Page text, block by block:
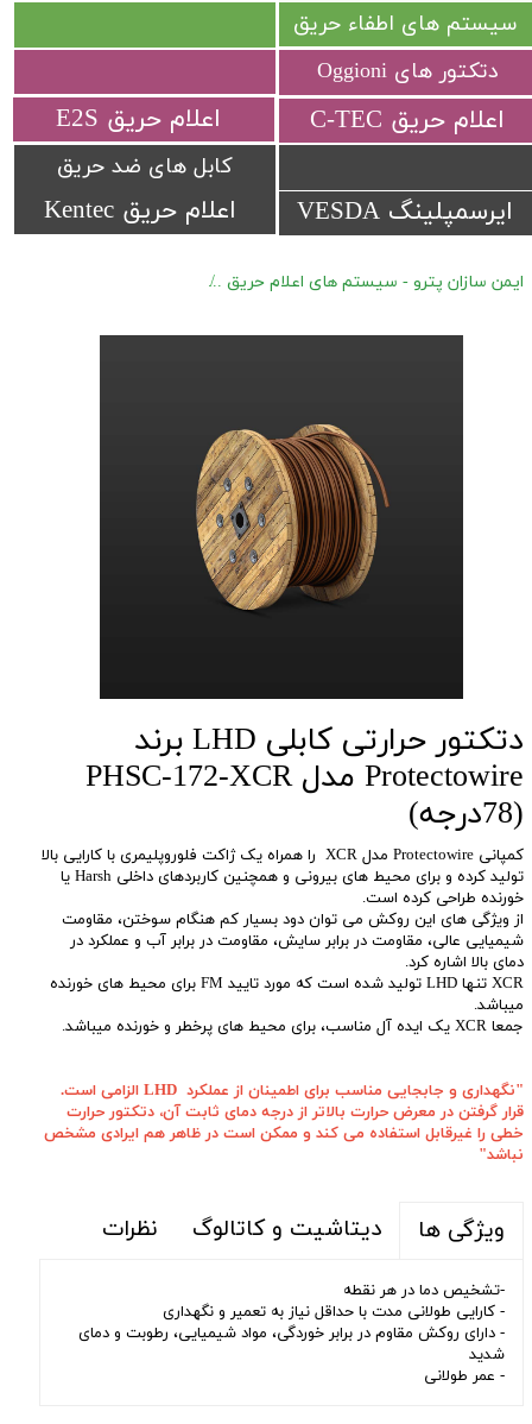
اعلام حریق Kentec
​اعلام حریق C-TEC​​​​​​​ ​اعلام حریق E2S
ایرسمپلینگ VESDA
سیستم های اطفاء حریق
کابل های ضد حریق
دتکتور های Oggioni
ایمن سازان پترو - سیستم های اعلام حریق
دتکتور حرارتی کابلی LHD برند
Protectowire مدل PHSC-172-XCR
(78درجه)
کمپانی Protectowire مدل XCR را همراه یک ژاکت فلوروپلیمری با کارایی بالا
تولید کرده و برای محیط های بیرونی و همچنین کاربردهای داخلی Harsh یا
خورنده طراحی کرده است.
از ویژگی های این روکش می توان دود بسیار کم هنگام سوختن، مقاومت
شیمیایی عالی، مقاومت در برابر سایش، مقاومت در برابر آب و عملکرد در
دمای بالا اشاره کرد.
XCR تنها LHD تولید شده است که مورد تایید FM برای محیط های خورنده
میباشد.
جمعا XCR یک ایده آل مناسب، برای محیط های پرخطر و خورنده میباشد.
"نگهداری و جابجایی مناسب برای اطمینان از عملکرد LHD الزامی است.
قرار گرفتن در معرض حرارت بالاتر از درجه دمای ثابت آن، دتکتور حرارت
خطی را غیرقابل استفاده می کند و ممکن است در ظاهر هم ایرادی مشخص
نباشد"
ویژگی ها دیتاشیت و کاتالوگ نظرات
-تشخیص دما در هر نقطه
- کارایی طولانی مدت با حداقل نیاز به تعمیر و نگهداری
- دارای روکش مقاوم در برابر خوردگی، مواد شیمیایی، رطوبت و دمای
شدید
- عمر طولانی